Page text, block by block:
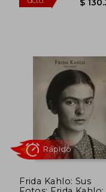
Frida Kahlo: Sus